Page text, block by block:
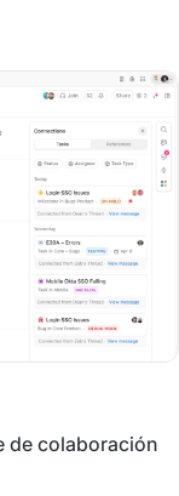
de colaboración